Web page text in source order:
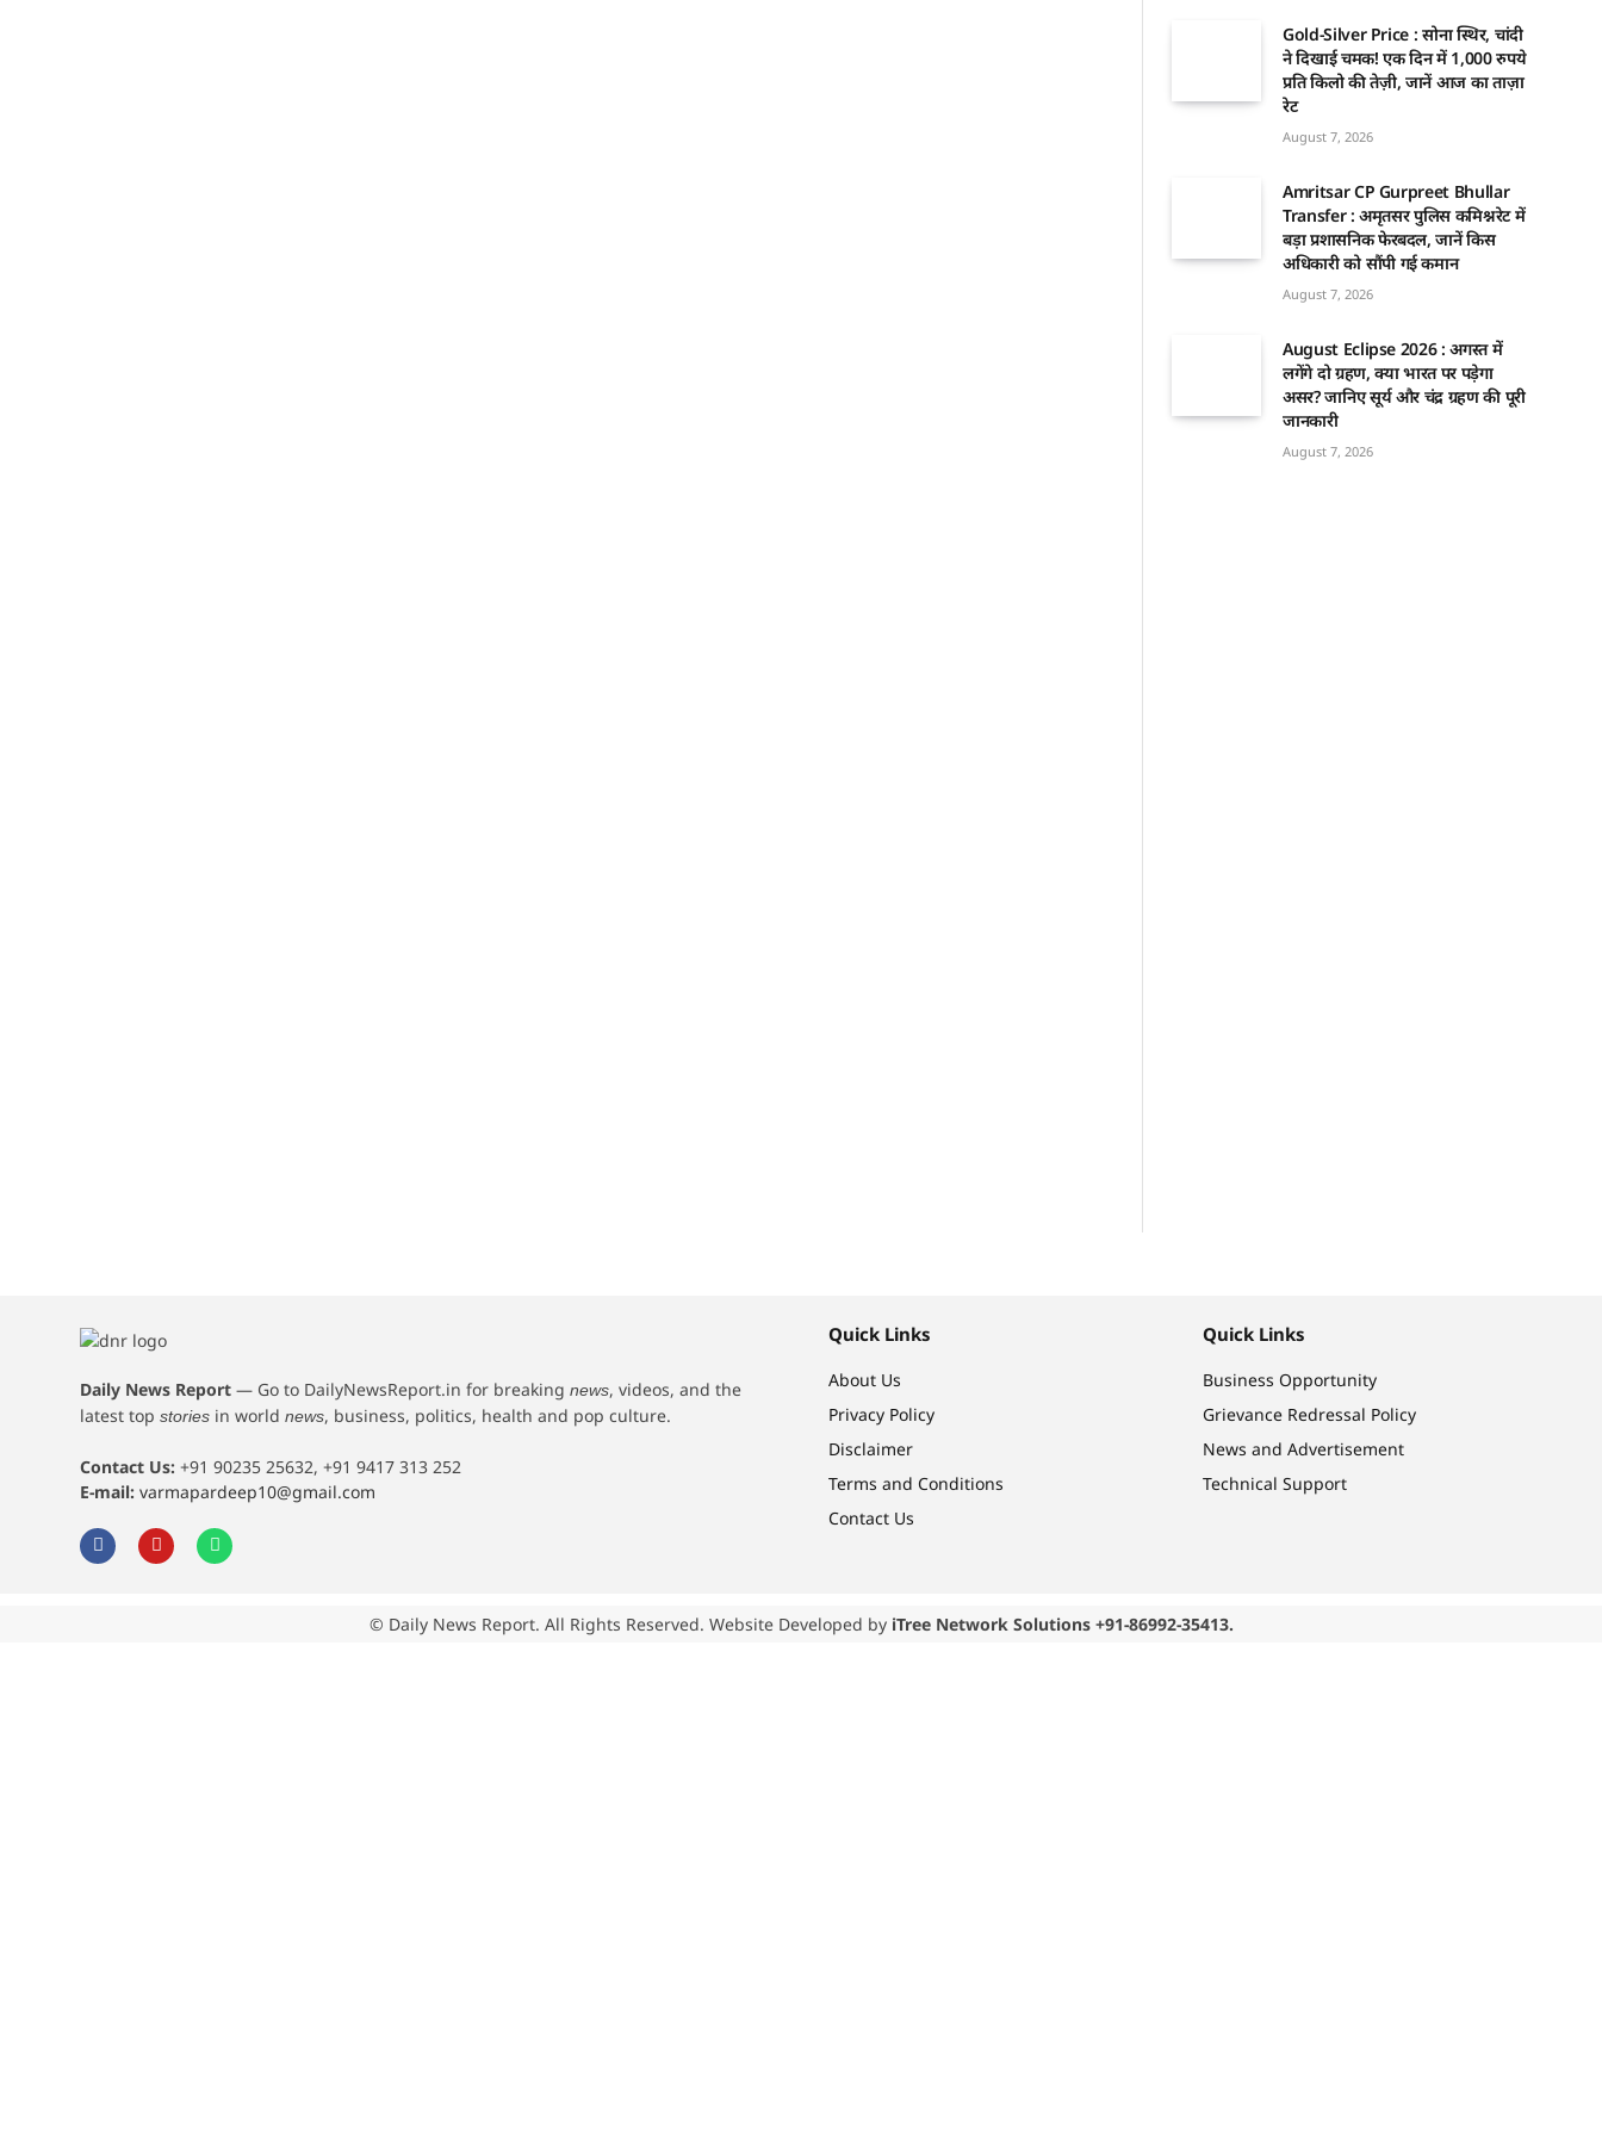
Gold-Silver Price : सोना स्थिर, चांदी
ने दिखाई चमक! एक दिन में 1,000 रुपये
प्रति किलो की तेज़ी, जानें आज का ताज़ा
रेट
August 7, 2026
Amritsar CP Gurpreet Bhullar
Transfer : अमृतसर पुलिस कमिश्नरेट में
बड़ा प्रशासनिक फेरबदल, जानें किस
अधिकारी को सौंपी गई कमान
August 7, 2026
August Eclipse 2026 : अगस्त में
लगेंगे दो ग्रहण, क्या भारत पर पड़ेगा
असर? जानिए सूर्य और चंद्र ग्रहण की पूरी
जानकारी
August 7, 2026
Daily News Report — Go to DailyNewsReport.in for breaking news, videos, and the
latest top stories in world news, business, politics, health and pop culture.
Contact Us: +91 90235 25632, +91 9417 313 252
E-mail: varmapardeep10@gmail.com
Quick Links
About Us
Privacy Policy
Disclaimer
Terms and Conditions
Contact Us
Quick Links
Business Opportunity
Grievance Redressal Policy
News and Advertisement
Technical Support
© Daily News Report. All Rights Reserved. Website Developed by iTree Network Solutions +91-86992-35413.